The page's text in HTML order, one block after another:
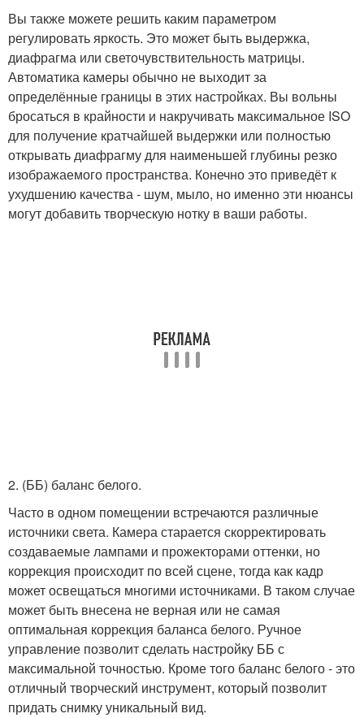
Вы также можете решить каким параметром
регулировать яркость. Это может быть выдержка,
диафрагма или светочувствительность матрицы.
Автоматика камеры обычно не выходит за
определённые границы в этих настройках. Вы вольны
бросаться в крайности и накручивать максимальное ISO
для получение кратчайшей выдержки или полностью
открывать диафрагму для наименьшей глубины резко
изображаемого пространства. Конечно это приведёт к
ухудшению качества - шум, мыло, но именно эти нюансы
могут добавить творческую нотку в ваши работы.
2. (ББ) баланс белого.
Часто в одном помещении встречаются различные
источники света. Камера старается скорректировать
создаваемые лампами и прожекторами оттенки, но
коррекция происходит по всей сцене, тогда как кадр
может освещаться многими источниками. В таком случае
может быть внесена не верная или не самая
оптимальная коррекция баланса белого. Ручное
управление позволит сделать настройку ББ с
максимальной точностью. Кроме того баланс белого - это
отличный творческий инструмент, который позволит
придать снимку уникальный вид.